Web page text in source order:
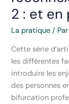
nécessaire
2 : et en
La pratique /
Cette série
les différentes
introduire les
des personnes
bifurcation